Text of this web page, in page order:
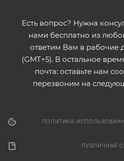
Есть вопрос? Нужна
нами бесплатно из
ответим Вам в рабочие
(GMT+5). В остальное
почта: оставьте нам
перезвоним на
ПОЛИТИКА
ПУБЛИЧНАЯ